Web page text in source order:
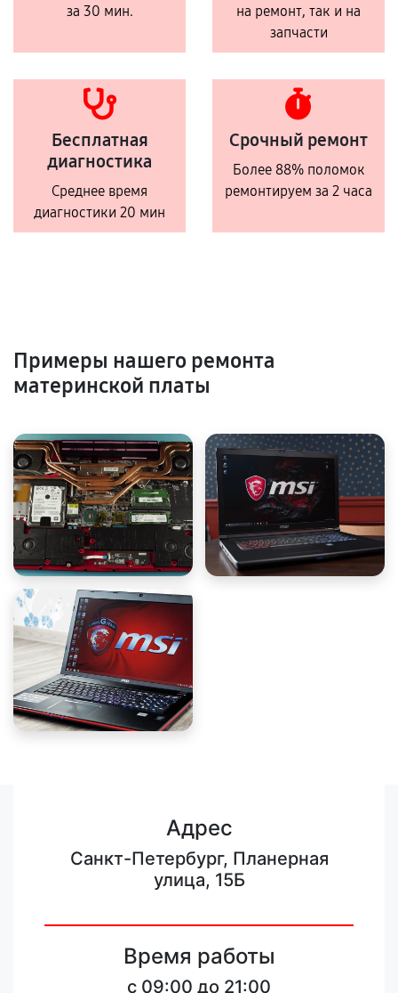
за 30 мин.
на ремонт, так и на
запчасти
Бесплатная
диагностика
Среднее время
диагностики 20 мин
Срочный ремонт
Более 88% поломок
ремонтируем за 2 часа
Примеры нашего ремонта
материнской платы
Адрес
Санкт-Петербург, Планерная
улица, 15Б
Время работы
c 09:00 до 21:00